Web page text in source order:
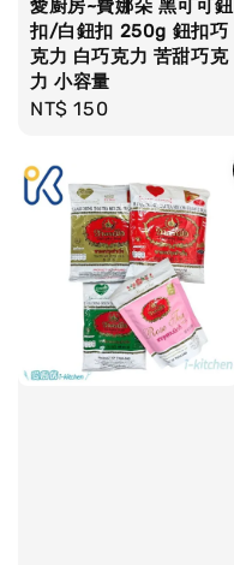
愛廚房~費娜朵 黑可可鈕
扣/白鈕扣 250g 鈕扣巧
克力 白巧克力 苦甜巧克
力 小容量
Regular
NT$ 150